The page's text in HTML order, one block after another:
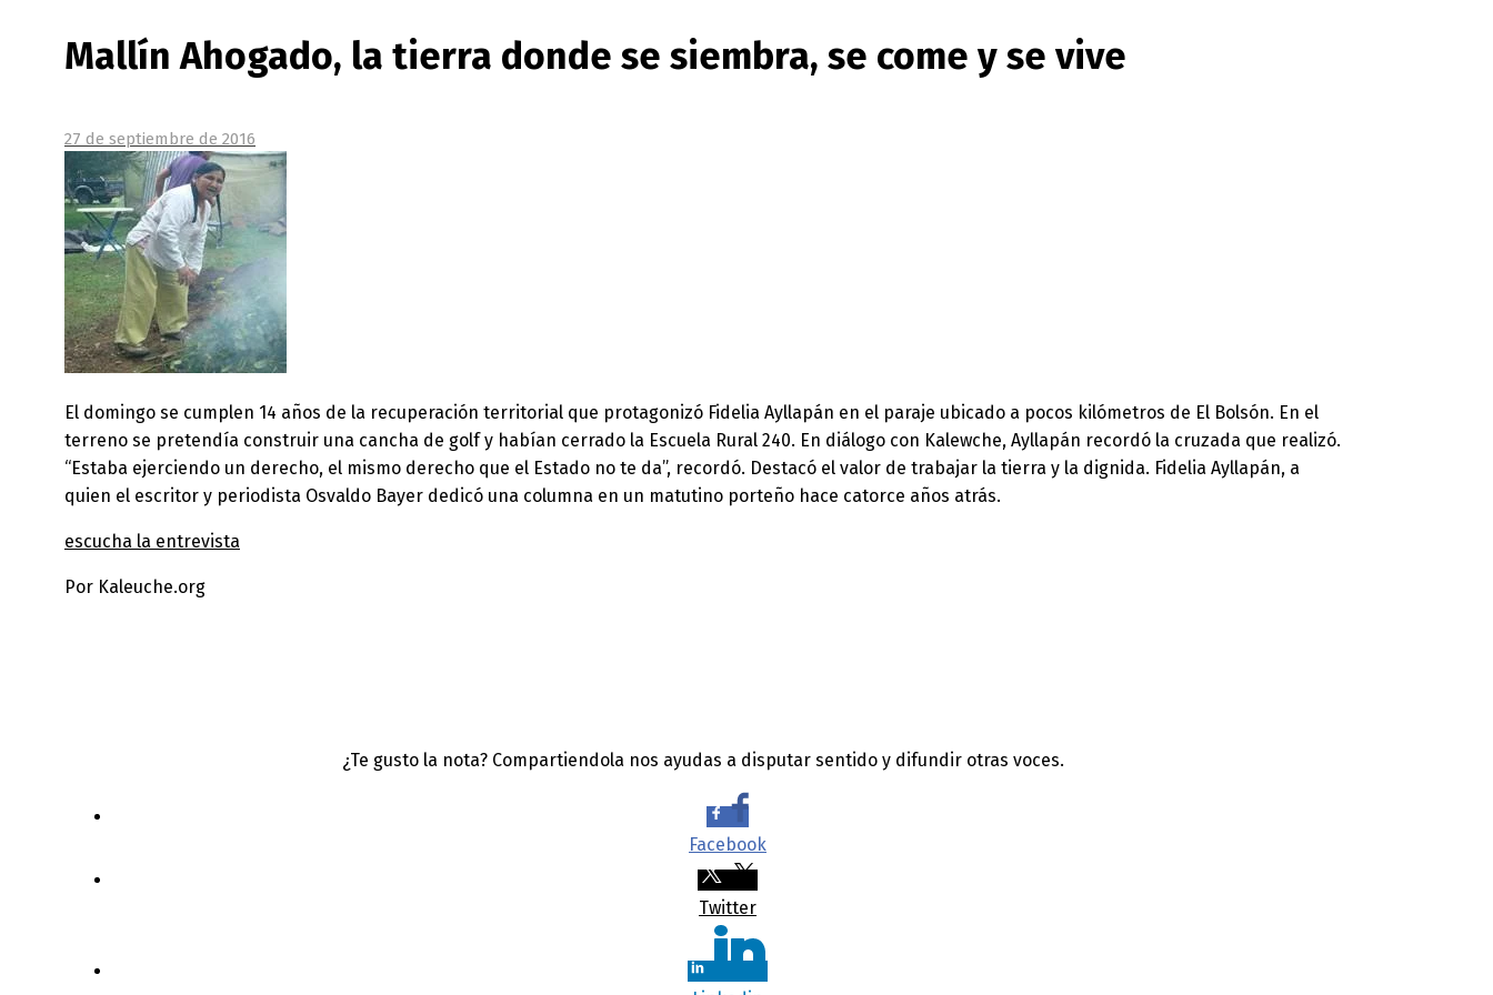
Mallín Ahogado, la tierra donde se siembra, se come y se vive
El domingo se cumplen 14 años de la recuperación territorial que protagonizó Fidelia Ayllapán en el paraje ubicado a pocos kilómetros de El Bolsón. En el
terreno se pretendía construir una cancha de golf y habían cerrado la Escuela Rural 240. En diálogo con Kalewche, Ayllapán recordó la cruzada que realizó.
“Estaba ejerciendo un derecho, el mismo derecho que el Estado no te da”, recordó. Destacó el valor de trabajar la tierra y la dignida. Fidelia Ayllapán, a
quien el escritor y periodista Osvaldo Bayer dedicó una columna en un matutino porteño hace catorce años atrás.
escucha la entrevista
Por Kaleuche.org
¿Te gusto la nota? Compartiendola nos ayudas a disputar sentido y difundir otras voces.
Facebook
Twitter
27 de septiembre de 2016